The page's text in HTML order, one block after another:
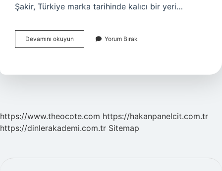
Şakir, Türkiye marka tarihinde kalıcı bir yeri…
Devamını okuyun
İSrail
Yorum Bırak
https://www.theocote.com https://hakanpanelcit.com.tr
https://dinlerakademi.com.tr Sitemap